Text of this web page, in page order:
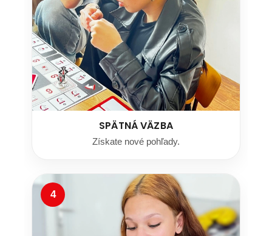
SPÄTNÁ VÄZBA
Získate nové pohľady.
4